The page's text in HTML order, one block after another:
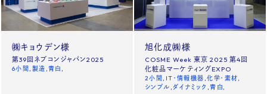
㈱キョウデン様
第39回ネプコンジャパン2025
6小間 製造 青白
旭化成㈱様
COSME Week 東京 2025 第4回
化粧品マーケティングEXPO
2小間 IT・情報機器 化学・素材
シンプル ダイナミック 青白